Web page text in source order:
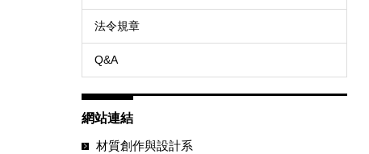
法令規章
Q&A
網站連結
材質創作與設計系